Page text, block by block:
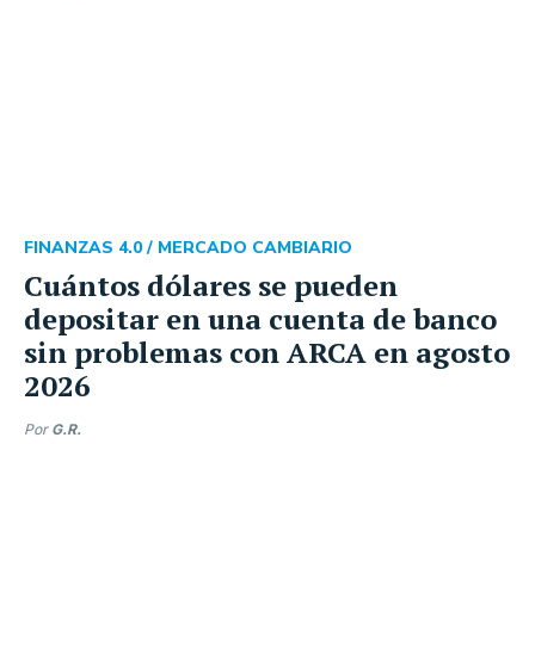
Cuántos dólares se pueden
depositar en una cuenta de banco
sin problemas con ARCA en agosto
2026
FINANZAS 4.0 / MERCADO CAMBIARIO
Por G.R.